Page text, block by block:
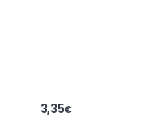
3,35€